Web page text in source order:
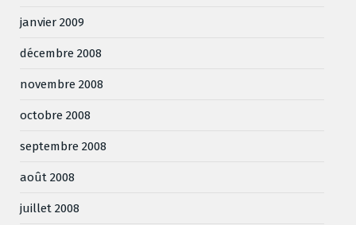
janvier 2009
décembre 2008
novembre 2008
octobre 2008
septembre 2008
août 2008
juillet 2008